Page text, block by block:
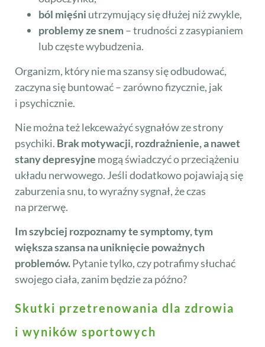
ból mięśni utrzymujący się dłużej niż zwykle,
problemy ze snem– trudności z zasypianiem
lub częste wybudzenia.
Organizm, który nie ma szansy się odbudować,
zaczyna się buntować – zarówno fizycznie, jak
i psychicznie.
Nie można też lekceważyć sygnałów ze strony
psychiki. Brak motywacji, rozdrażnienie, a nawet
stany depresyjne mogą świadczyć o przeciążeniu
układu nerwowego. Jeśli dodatkowo pojawiają się
zaburzenia snu, to wyraźny sygnał, że czas
na przerwę.
Im szybciej rozpoznamy te symptomy, tym
większa szansa na uniknięcie poważnych
problemów.Pytanie tylko, czy potrafimy słuchać
swojego ciała, zanim będzie za późno?
Skutki przetrenowania dla zdrowia
i wyników sportowych